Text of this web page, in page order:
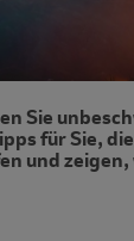
Sie
für Sie,
und